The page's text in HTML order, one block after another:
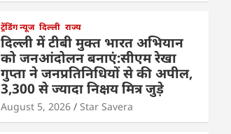
ट्रेंडिंग न्यूज दिल्ली राज्य
दिल्ली में टीबी मुक्त भारत अभियान
को जनआंदोलन बनाएं:सीएम रेखा
गुप्ता ने जनप्रतिनिधियों से की अपील,
3,300 से ज्यादा निक्षय मित्र जुड़े
August 5, 2026 Star Savera